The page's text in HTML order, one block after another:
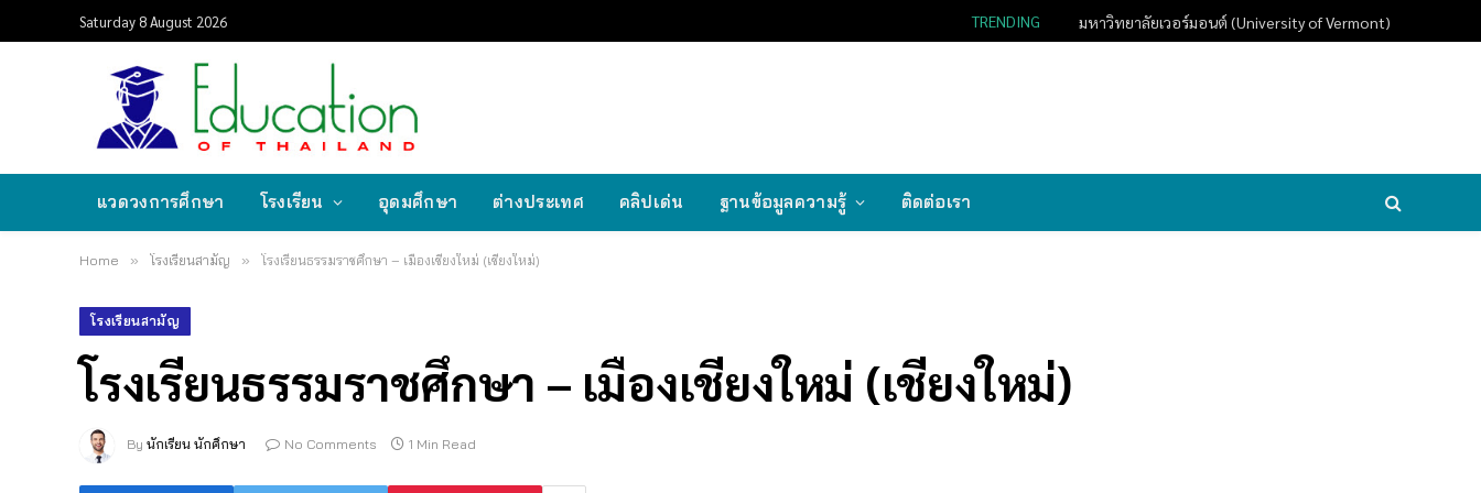
Saturday 8 August 2026 TRENDING มหาวิทยาลัยเวอร์มอนต์ (University of Vermont)
แวดวงการศึกษา โรงเรียน อุดมศึกษา ต่างประเทศ คลิปเด่น ฐานข้อมูลความรู้ ติดต่อเรา
Home » โรงเรียนสามัญ » โรงเรียนธรรมราชศึกษา – เมืองเชียงใหม่ (เชียงใหม่)
โรงเรียนสามัญ
โรงเรียนธรรมราชศึกษา – เมืองเชียงใหม่ (เชียงใหม่)
By นักเรียน นักศึกษา No Comments 1 Min Read